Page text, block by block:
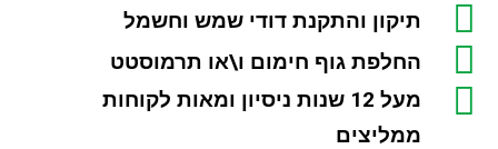
תיקון והתקנת דודי שמש וחשמל
החלפת גוף חימום ו\או תרמוסטט
מעל 12 שנות ניסיון ומאות לקוחות
ממליצים